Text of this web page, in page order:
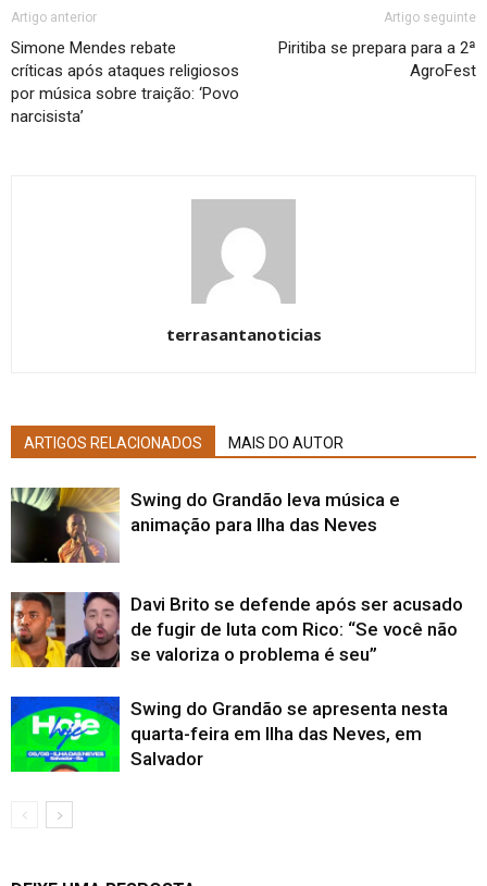
Artigo anterior
Simone Mendes rebate
críticas após ataques religiosos
por música sobre traição: ‘Povo
narcisista’
Artigo seguinte
Piritiba se prepara para a 2ª
AgroFest
terrasantanoticias
ARTIGOS RELACIONADOS MAIS DO AUTOR
Swing do Grandão leva música e
animação para Ilha das Neves
Davi Brito se defende após ser acusado
de fugir de luta com Rico: “Se você não
se valoriza o problema é seu”
Swing do Grandão se apresenta nesta
quarta-feira em Ilha das Neves, em
Salvador